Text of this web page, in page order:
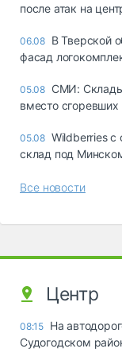
после атак на
06.08 В Тверской
фасад
05.08 СМИ: Склады
вместо сгоревших
05.08 Wildberries с
склад под
Все новости
Центр
08:15 На
Судогодском